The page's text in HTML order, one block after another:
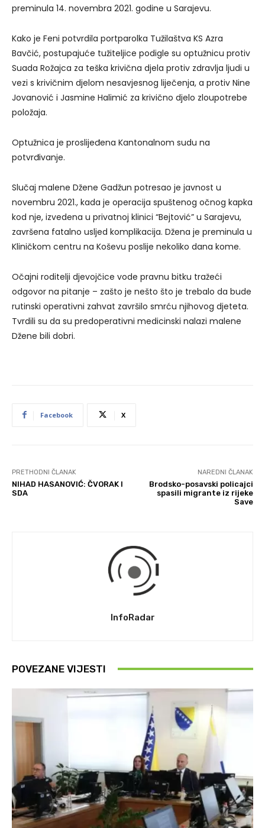
preminula 14. novembra 2021. godine u Sarajevu.
Kako je Feni potvrdila portparolka Tužilaštva KS Azra
Bavčić, postupajuće tužiteljice podigle su optužnicu protiv
Suada Rožajca za teška krivična djela protiv zdravlja ljudi u
vezi s krivičnim djelom nesavjesnog liječenja, a protiv Nine
Jovanović i Jasmine Halimić za krivično djelo zloupotrebe
položaja.
Optužnica je proslijeđena Kantonalnom sudu na
potvrđivanje.
Slučaj malene Džene Gadžun potresao je javnost u
novembru 2021., kada je operacija spuštenog očnog kapka
kod nje, izvedena u privatnoj klinici “Bejtović” u Sarajevu,
završena fatalno usljed komplikacija. Džena je preminula u
Kliničkom centru na Koševu poslije nekoliko dana kome.
Očajni roditelji djevojčice vode pravnu bitku tražeći
odgovor na pitanje – zašto je nešto što je trebalo da bude
rutinski operativni zahvat završilo smrću njihovog djeteta.
Tvrdili su da su predoperativni medicinski nalazi malene
Džene bili dobri.
Facebook X
PRETHODNI ČLANAK
NIHAD HASANOVIĆ: ČVORAK I
SDA
NAREDNI ČLANAK
Brodsko-posavski policajci
spasili migrante iz rijeke
Save
InfoRadar
POVEZANE VIJESTI